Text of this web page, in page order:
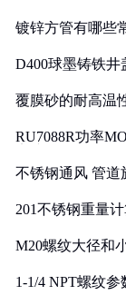
镀锌方管有哪些
D400球墨铸铁井
覆膜砂的耐高温
RU7088R功率
不锈钢通风 管道
201不锈钢重量
M20螺纹大径和
1-1/4 NPT螺纹